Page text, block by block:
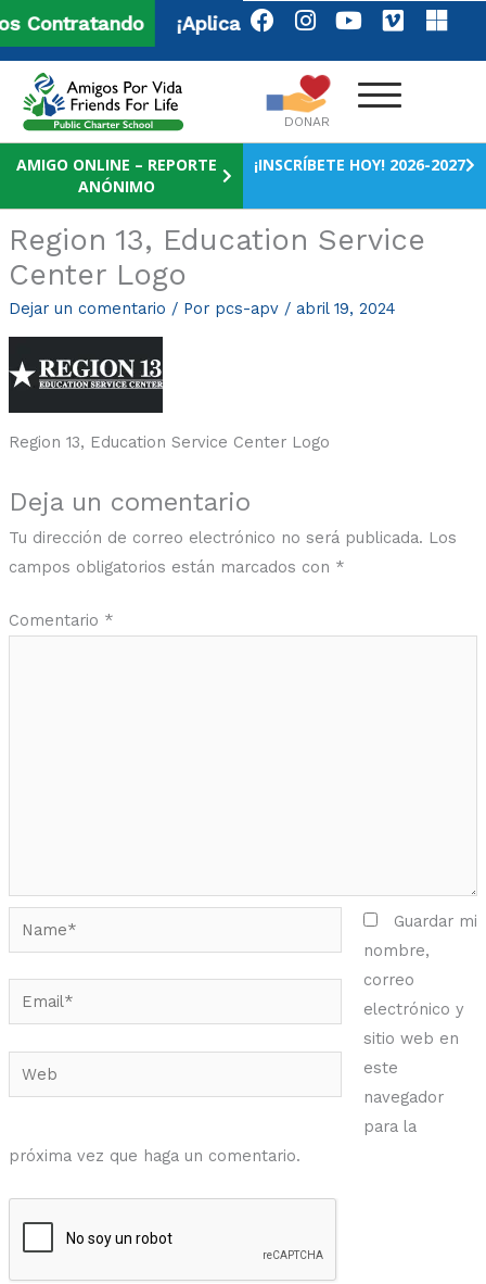
al
contenido
Contratando ¡Aplica Ahora!
F
a
c
b
o
k
I
n
s
t
a
g
r
a
m
Y
o
u
t
u
e
V
i
m
e
o
M
i
c
o
f
t
DONAR
AMIGO ONLINE – REPORTE
ANÓNIMO
¡INSCRÍBETE HOY! 2026-2027
Region 13, Education Service
Center Logo
Dejar un comentario / Por pcs-apv / abril 19, 2024
Region 13, Education Service Center Logo
Deja un comentario
Tu dirección de correo electrónico no será publicada. Los
campos obligatorios están marcados con *
Comentario *
Name*
Email*
Web
Guardar mi
nombre,
correo
electrónico y
sitio web en
este
navegador
para la
próxima vez que haga un comentario.